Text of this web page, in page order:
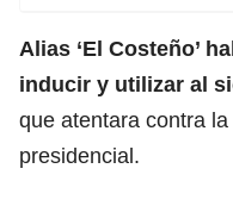
Alias ‘El Costeño’
inducir y utilizar al
que atentara contra
presidencial.